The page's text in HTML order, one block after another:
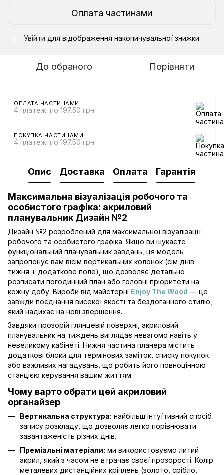
Оплата частинами
Увійти для відображення накопичувальної знижки
До обраного Порівняти
ОПЛАТА ЧАСТИНАМИ
4 платежі по 197.50 грн
ПОКУПКА ЧАСТИНАМИ
4 платежі по 197.50 грн
Опис Доставка Оплата Гарантія
Максимальна візуалізація робочого та
особистого графіка: акриловий
планувальник Дизайн №2
Дизайн №2 розроблений для максимальної візуалізації
робочого та особистого графіка. Якщо ви шукаєте
функціональний планувальник завдань, ця модель
запропонує вам вісім вертикальних колонок (сім днів
тижня + додаткове поле), що дозволяє детально
розписати погодинний план або головні пріоритети на
кожну добу. Вироби від майстерні Enjoy The Wood — це
завжди поєднання високої якості та бездоганного стилю,
який надихає на нові звершення.
Завдяки прозорій глянцевій поверхні, акриловий
планувальник на тиждень виглядає невагомо навіть у
невеликому кабінеті. Нижня частина планера містить
додаткові блоки для термінових заміток, списку покупок
або важливих нагадувань, що робить його повноцінною
станцією керування вашим життям.
Чому варто обрати цей акриловий
органайзер
Вертикальна структура: найбільш інтуїтивний спосіб
запису розкладу, що дозволяє легко порівнювати
завантаженість різних днів.
Преміальні матеріали: ми використовуємо литий
акрил, який з часом не втрачає своєї прозорості. Колір
металевих дистанційних кріплень (золото, срібло,